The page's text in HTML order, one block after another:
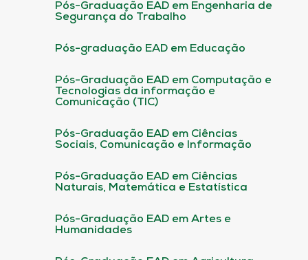
Pós-Graduação EAD em Engenharia de
Segurança do Trabalho
Pós-graduação EAD em Educação
Pós-Graduação EAD em Computação e
Tecnologias da informação e
Comunicação (TIC)
Pós-Graduação EAD em Ciências
Sociais, Comunicação e Informação
Pós-Graduação EAD em Ciências
Naturais, Matemática e Estatística
Pós-Graduação EAD em Artes e
Humanidades